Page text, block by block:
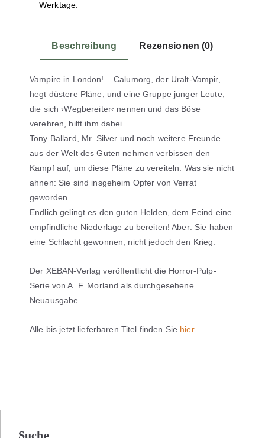
Werktage.
Beschreibung Rezensionen (0)
Vampire in London! – Calumorg, der Uralt-Vampir,
hegt düstere Pläne, und eine Gruppe junger Leute,
die sich ›Wegbereiter‹ nennen und das Böse
verehren, hilft ihm dabei.
Tony Ballard, Mr. Silver und noch weitere Freunde
aus der Welt des Guten nehmen verbissen den
Kampf auf, um diese Pläne zu vereiteln. Was sie nicht
ahnen: Sie sind insgeheim Opfer von Verrat
geworden …
Endlich gelingt es den guten Helden, dem Feind eine
empfindliche Niederlage zu bereiten! Aber: Sie haben
eine Schlacht gewonnen, nicht jedoch den Krieg.
Der XEBAN-Verlag veröffentlicht die Horror-Pulp-
Serie von A. F. Morland als durchgesehene
Neuausgabe.
Alle bis jetzt lieferbaren Titel finden Sie hier.
Suche